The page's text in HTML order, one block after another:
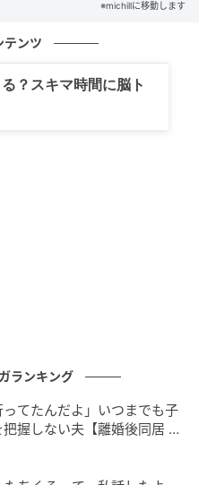
※michillに移動します
テンツ
？スキマ時間に脳ト
ランキング
ってたんだよ」いつまでも子
握しない夫【離婚後同居 Vo